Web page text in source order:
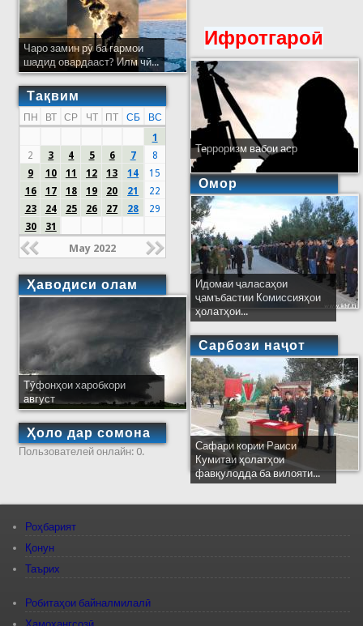
Чаро замин рӯ ба гармои
шадид овардааст? Илм чӣ...
Тақвим
ПН ВТ СР ЧТ ПТ СБ
ВС
1
2
3 4 5 6 7
8
9
10 11 12 13 14
15
16
17 18 19 20 21
22
23
24 25 26 27 28
29
30
31
May 2022
Ҳаводиси олам
Тӯфонҳои харобкори
август
Ҳоло дар сомона
Пользователей онлайн: 0.
Ифротгароӣ
Терроризм вабои аср
Омор
Идомаи ҷаласаҳои
ҷамъбастии Комиссияҳои
ҳолатҳои...
Сарбози наҷот
Сафари кории Раиси
Кумитаи ҳолатҳои
фавқулодда ба вилояти...
Роҳбарият
Қонун
Таърих
Робитаҳои байналмилалӣ